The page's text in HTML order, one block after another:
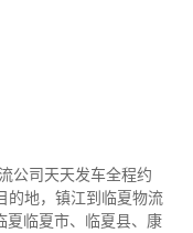
公司天天发车全程约
的地，镇江到临夏物流
夏临夏市、临夏县、康